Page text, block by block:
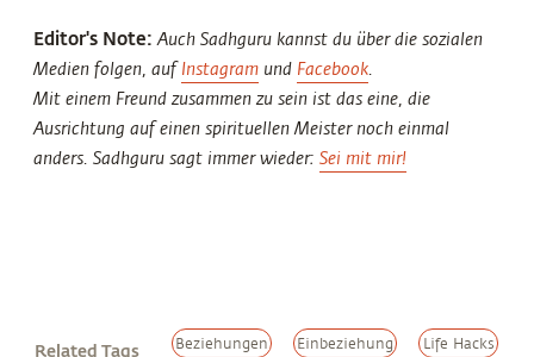
Editor's Note:Auch Sadhguru kannst du über die sozialen
Medien folgen, aufInstagramund Facebook.
Mit einem Freund zusammen zu sein ist das eine, die
Ausrichtung auf einen spirituellen Meister noch einmal
anders. Sadhguru sagt immer wieder: Sei mit mir!
Related Tags Beziehungen Einbeziehung Life Hacks